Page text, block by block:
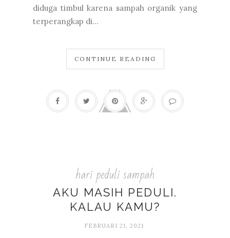
diduga timbul karena sampah organik yang
terperangkap di...
CONTINUE READING
hari peduli sampah
AKU MASIH PEDULI.
KALAU KAMU?
FEBRUARI 21, 2021